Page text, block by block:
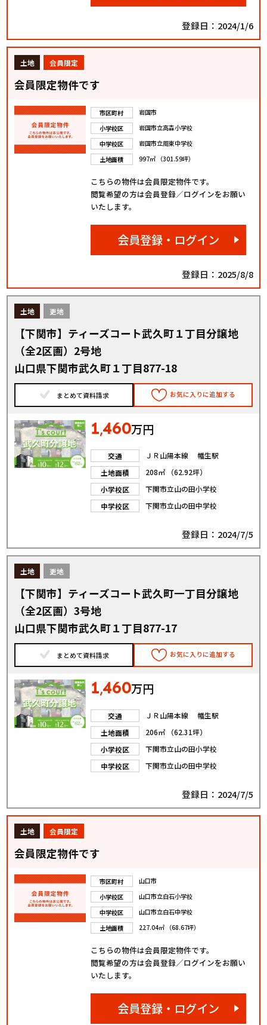
登録日：2024/1/6
土地 会員限定
会員限定物件です
市区町村
岩国市
小学校区
岩国市立高森小学校
中学校区
岩国市立周東中学校
土地面積
997㎡ （301.59坪）
こちらの物件は会員限定物件です。
閲覧希望の方は会員登録／ログインをお願い
いたします。
会員登録・ログイン
登録日：2025/8/8
土地 更地
【下関市】ティーズコート武久町１丁目分譲地
（全2区画）2号地
山口県下関市武久町１丁目877-18
まとめて資料請求 お気に入りに追加する
1,460万円
交通
ＪＲ山陽本線 幡生駅
土地面積
208㎡ （62.92坪）
小学校区
下関市立山の田小学校
中学校区
下関市立山の田中学校
登録日：2024/7/5
土地 更地
【下関市】ティーズコート武久町一丁目分譲地
（全2区画）3号地
山口県下関市武久町１丁目877-17
まとめて資料請求 お気に入りに追加する
1,460万円
交通
ＪＲ山陽本線 幡生駅
土地面積
206㎡ （62.31坪）
小学校区
下関市立山の田小学校
中学校区
下関市立山の田中学校
登録日：2024/7/5
土地 会員限定
会員限定物件です
市区町村
山口市
小学校区
山口市立白石小学校
中学校区
山口市立白石中学校
土地面積
227.04㎡ （68.67坪）
こちらの物件は会員限定物件です。
閲覧希望の方は会員登録／ログインをお願い
いたします。
会員登録・ログイン